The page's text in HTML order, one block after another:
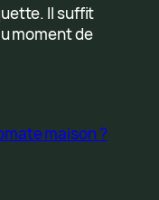
Il suffit
moment de
maison ?